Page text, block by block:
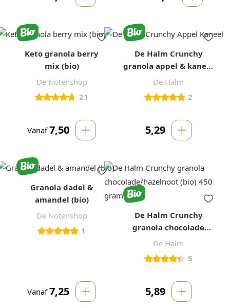
Keto granola berry
mix (bio)
De Notenshop
21
Vanaf 7,50
De Halm Crunchy
granola appel & kaneel
(bio) 450 gram
De Halm
2
5,29
Granola dadel &
amandel (bio)
De Notenshop
1
Vanaf 7,25
De Halm Crunchy
granola chocolade
hazelnoot (bio) 450
De Halm
5
5,89